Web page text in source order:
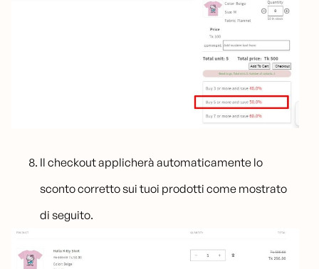
Il checkout applicherà automaticamente lo
sconto corretto sui tuoi prodotti come mostrato
di seguito.